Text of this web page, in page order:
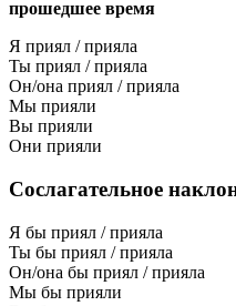
прошедшее время
Я приял / прияла
Ты приял / прияла
Он/она приял / прияла
Мы прияли
Вы прияли
Они прияли
Сослагательное
Я бы приял / прияла
Ты бы приял / прияла
Он/она бы приял / прияла
Мы бы прияли